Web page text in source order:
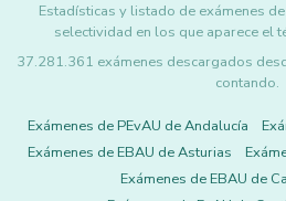
Estadísticas y listado de exámenes de
selectividad en los que aparece el
37.281.361 exámenes descargados
contando.
Exámenes de PEvAU de Andalucía
Exámenes de EBAU de Asturias
Exámenes de EBAU de